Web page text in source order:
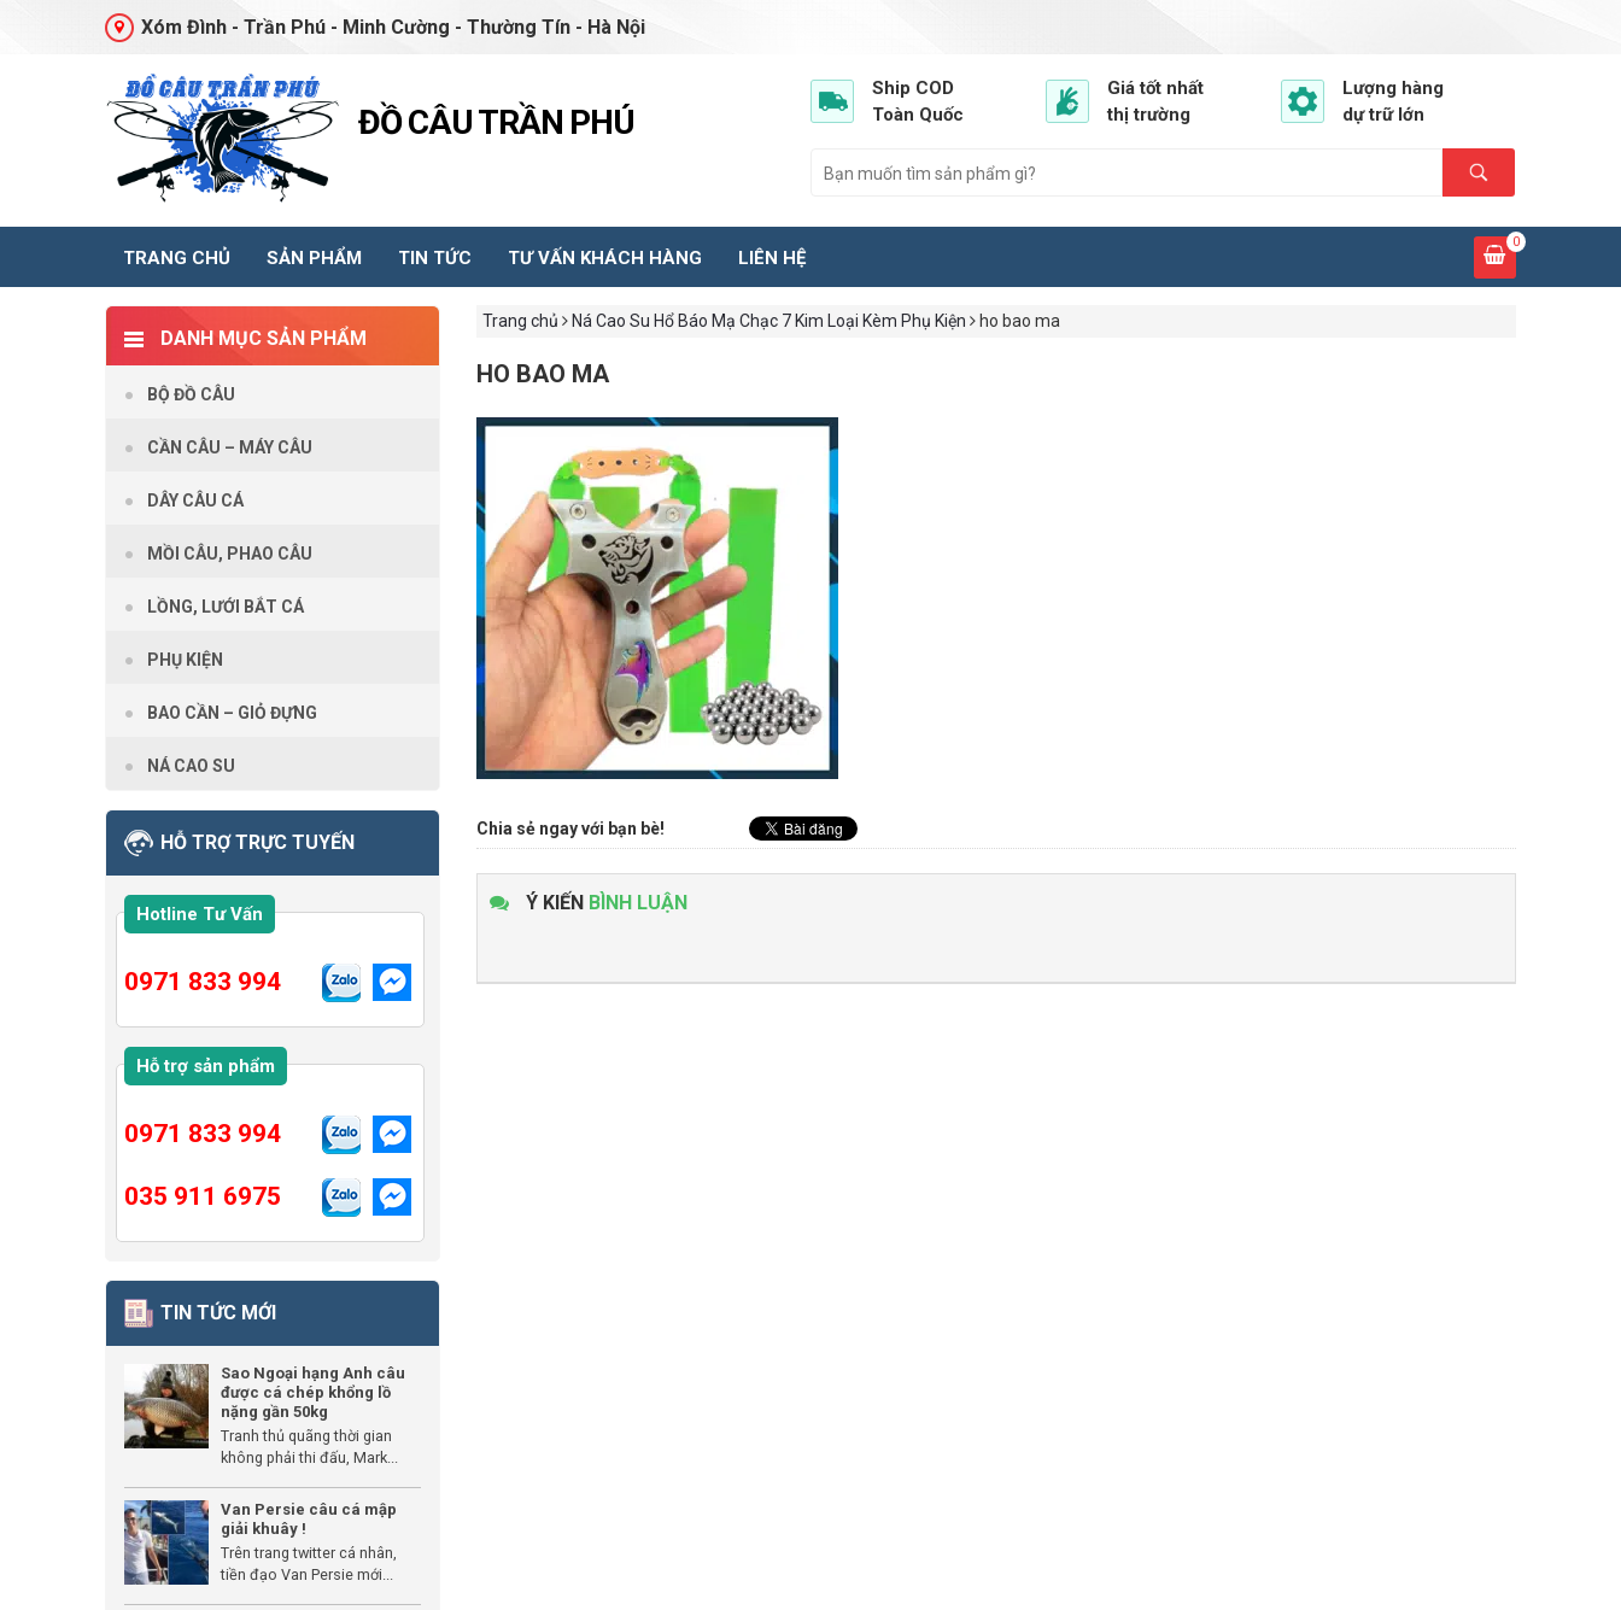
Xóm Đình - Trần Phú - Minh Cường - Thường Tín - Hà Nội
ĐỒ CÂU TRẦN PHÚ
Ship COD
Toàn Quốc
Giá tốt nhất
thị trường
Lượng hàng
dự trữ lớn
TRANG CHỦ SẢN PHẨM TIN TỨC TƯ VẤN KHÁCH HÀNG LIÊN HỆ
0
Trang chủ Ná Cao Su Hổ Báo Mạ Chạc 7 Kim Loại Kèm Phụ Kiện ho bao ma
HO BAO MA
Chia sẻ ngay với bạn bè!
Ý KIẾN BÌNH LUẬN
DANH MỤC SẢN PHẨM
BỘ ĐỒ CÂU
CẦN CÂU – MÁY CÂU
DÂY CÂU CÁ
MỒI CÂU, PHAO CÂU
LỒNG, LƯỚI BẮT CÁ
PHỤ KIỆN
BAO CẦN – GIỎ ĐỰNG
NÁ CAO SU
HỖ TRỢ TRỰC TUYẾN
Hotline Tư Vấn
0971 833 994
Hỗ trợ sản phẩm
0971 833 994
035 911 6975
TIN TỨC MỚI
Sao Ngoại hạng Anh câu
được cá chép khổng lồ
nặng gần 50kg
Tranh thủ quãng thời gian
không phải thi đấu, Mark...
Van Persie câu cá mập
giải khuây !
Trên trang twitter cá nhân,
tiền đạo Van Persie mới...